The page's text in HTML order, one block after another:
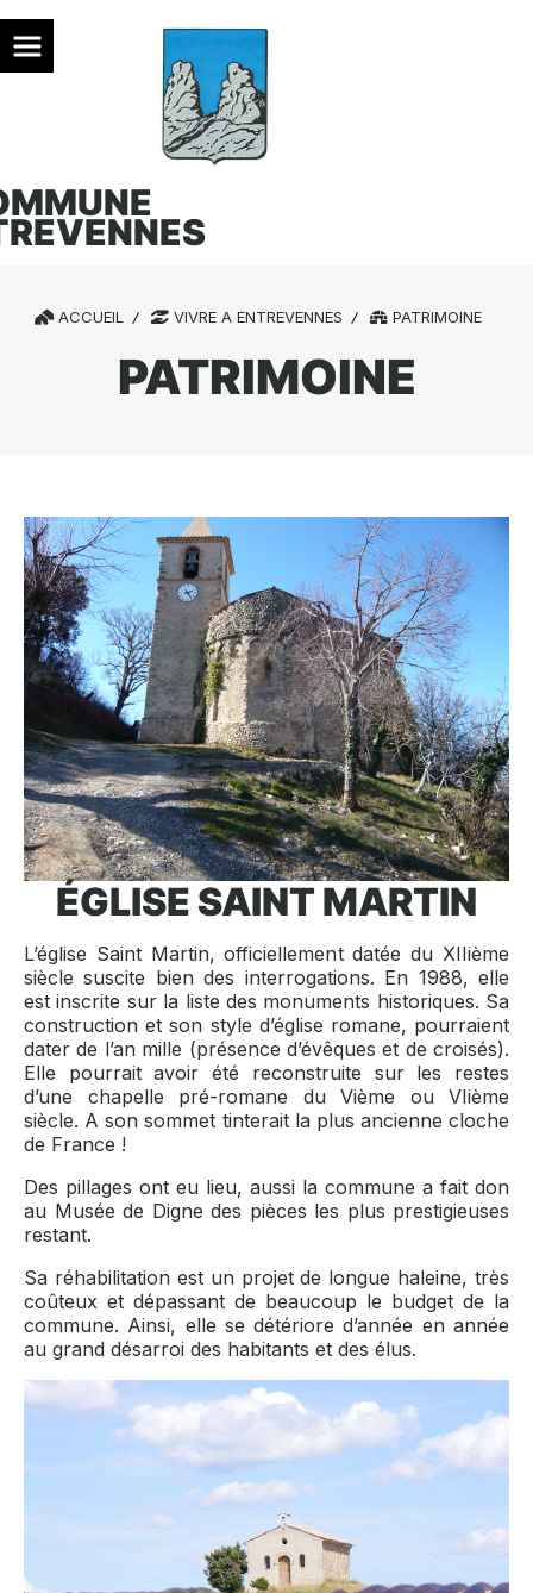
ACCUEIL VIVRE A ENTREVENNES PATRIMOINE
PATRIMOINE
ÉGLISE SAINT MARTIN
L’église Saint Martin, officiellement datée du XIIième
siècle suscite bien des interrogations. En 1988, elle
est inscrite sur la liste des monuments historiques. Sa
construction et son style d’église romane, pourraient
dater de l’an mille (présence d’évêques et de croisés).
Elle pourrait avoir été reconstruite sur les restes
d’une chapelle pré-romane du Vième ou VIième
siècle. A son sommet tinterait la plus ancienne cloche
de France !
Des pillages ont eu lieu, aussi la commune a fait don
au Musée de Digne des pièces les plus prestigieuses
restant.
Sa réhabilitation est un projet de longue haleine, très
coûteux et dépassant de beaucoup le budget de la
commune. Ainsi, elle se détériore d’année en année
au grand désarroi des habitants et des élus.